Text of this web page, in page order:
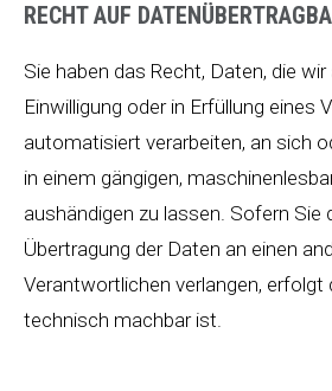
RECHT AUF
Sie haben das Recht, Daten, die
Einwilligung oder in Erfüllung eines
automatisiert verarbeiten, an sich
in einem gängigen,
aushändigen zu lassen. Sofern Sie
Übertragung der Daten an einen
Verantwortlichen verlangen, erfolgt
technisch machbar ist.